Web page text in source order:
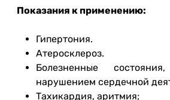
Показания к применению:
Гипертония.
Атеросклероз.
Болезненные
нарушением сердечной
Тахикардия, аритмия;